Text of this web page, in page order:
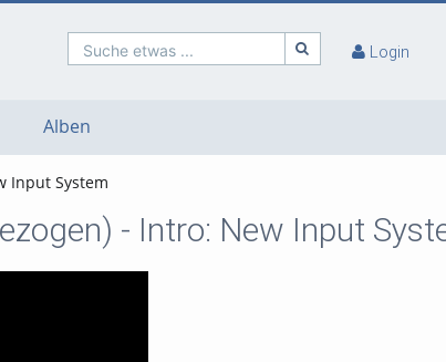
Suche etwas ... Login
Alben
Input System
- Intro: New Input